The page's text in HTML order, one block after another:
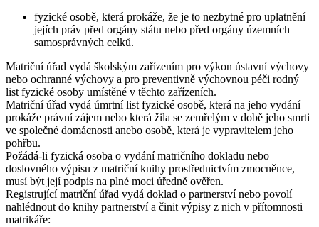
fyzické osobě, která prokáže, že je to nezbytné pro uplatnění
jejích práv před orgány státu nebo před orgány územních
samosprávných celků.
Matriční úřad vydá školským zařízením pro výkon ústavní výchovy
nebo ochranné výchovy a pro preventivně výchovnou péči rodný
list fyzické osoby umístěné v těchto zařízeních.
Matriční úřad vydá úmrtní list fyzické osobě, která na jeho vydání
prokáže právní zájem nebo která žila se zemřelým v době jeho smrti
ve společné domácnosti anebo osobě, která je vypravitelem jeho
pohřbu.
Požádá-li fyzická osoba o vydání matričního dokladu nebo
doslovného výpisu z matriční knihy prostřednictvím zmocněnce,
musí být její podpis na plné moci úředně ověřen.
Registrující matriční úřad vydá doklad o partnerství nebo povolí
nahlédnout do knihy partnerství a činit výpisy z nich v přítomnosti
matrikáře: